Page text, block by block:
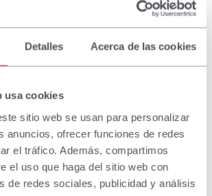
Detalles Acerca de las cookies
usa cookies
sitio web se usan para personalizar
anuncios, ofrecer funciones de redes
el tráfico. Además, compartimos
el uso que haga del sitio web con
de redes sociales, publicidad y análisis